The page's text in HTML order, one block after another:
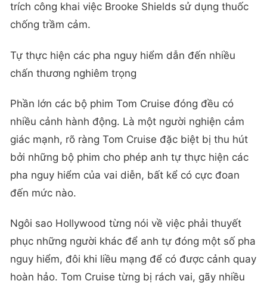
trích công khai việc Brooke Shields sử dụng thuốc
chống trầm cảm.
Tự thực hiện các pha nguy hiểm dẫn đến nhiều
chấn thương nghiêm trọng
Phần lớn các bộ phim Tom Cruise đóng đều có
nhiều cảnh hành động. Là một người nghiện cảm
giác mạnh, rõ ràng Tom Cruise đặc biệt bị thu hút
bởi những bộ phim cho phép anh tự thực hiện các
pha nguy hiểm của vai diễn, bất kể có cực đoan
đến mức nào.
Ngôi sao Hollywood từng nói về việc phải thuyết
phục những người khác để anh tự đóng một số pha
nguy hiểm, đôi khi liều mạng để có được cảnh quay
hoàn hảo. Tom Cruise từng bị rách vai, gãy nhiều